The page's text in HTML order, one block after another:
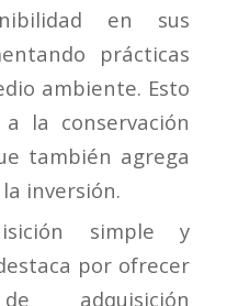
en sus
prácticas
ambiente. Esto
la conservación
también agrega
inversión.
simple y
por ofrecer
adquisición